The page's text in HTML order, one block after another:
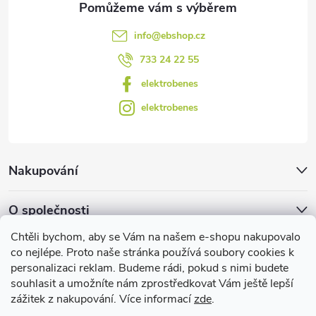
Chtěli bychom, aby se Vám na našem e-shopu nakupovalo
co nejlépe. Proto naše stránka používá soubory cookies k
personalizaci reklam. Budeme rádi, pokud s nimi budete
souhlasit a umožníte nám zprostředkovat Vám ještě lepší
zážitek z nakupování. Více informacízde.
Nakupování
O společnosti
Facebook
info@ebshop.cz
733 24 22 55
elektrobenes
elektrobenes
Užitečné informace